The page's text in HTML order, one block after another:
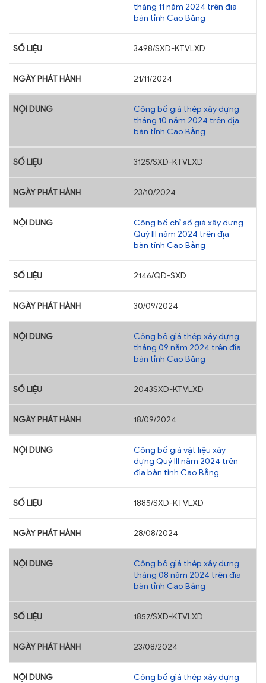
tháng 11 năm 2024 trên địa
bàn tỉnh Cao Bằng
3498/SXD-KTVLXD
21/11/2024
Công bố giá thép xây dựng
tháng 10 năm 2024 trên địa
bàn tỉnh Cao Bằng
3125/SXD-KTVLXD
23/10/2024
Công bố chỉ số giá xây dựng
Quý III năm 2024 trên địa
bàn tỉnh Cao Bằng
2146/QĐ-SXD
30/09/2024
Công bố giá thép xây dựng
tháng 09 năm 2024 trên địa
bàn tỉnh Cao Bằng
2043SXD-KTVLXD
18/09/2024
Công bố giá vật liệu xây
dựng Quý III năm 2024 trên
địa bàn tỉnh Cao Bằng
1885/SXD-KTVLXD
28/08/2024
Công bố giá thép xây dựng
tháng 08 năm 2024 trên địa
bàn tỉnh Cao Bằng
1857/SXD-KTVLXD
23/08/2024
Công bố giá thép xây dựng